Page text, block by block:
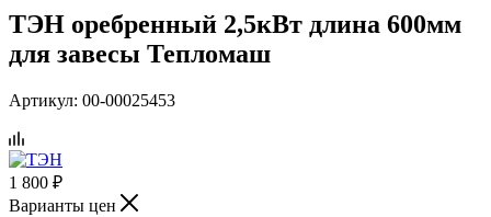
ТЭН оребренный 2,5кВт длина 600мм
для завесы Тепломаш
Артикул: 00-00025453
1 800 ₽
Варианты цен